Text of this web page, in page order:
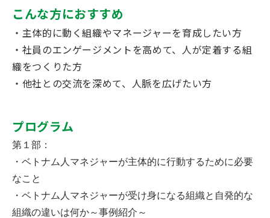
こんな方におすすめ
・主体的に動く組織やマネージャーを育成したい方
・社員のエンゲージメントを高めて、人が定着する組
織をつくりた方
・他社との交流を深めて、人脈を広げたい方
プログラム
第１部：
・ベトナム人マネジャーが主体的に行動するために必要
なこと
・ベトナム人マネジャーが受け身になる組織と自発的な
組織の違いは何か～事例紹介～